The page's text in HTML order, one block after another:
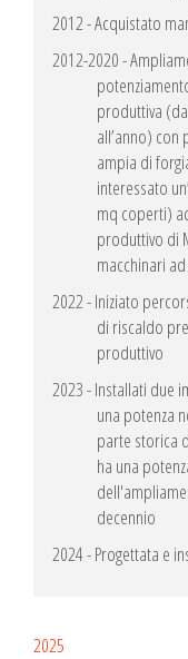
2012 - Acquistato
2012-2020 -
produttiva
all’anno)
ampia di
interessato
mq coperti)
produttivo di
macchinari
2022 - Iniziato
di riscaldo
produttivo
2023 - Installati due
una potenza
parte storica
ha una
decennio
2024 - Progettata e
2025